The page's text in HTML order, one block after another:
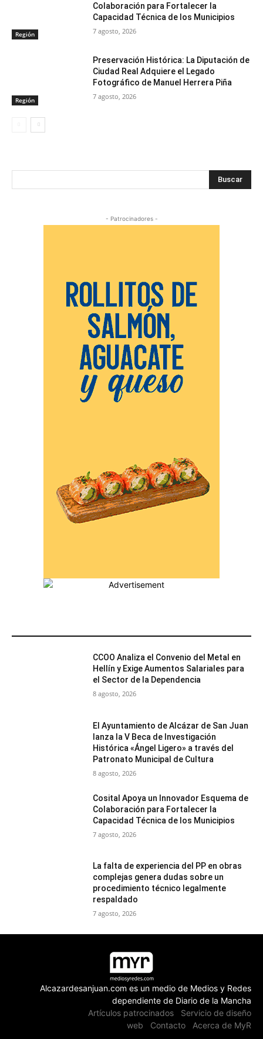
Región
Colaboración para Fortalecer la
Capacidad Técnica de los Municipios
7 agosto, 2026
Región
Preservación Histórica: La Diputación de
Ciudad Real Adquiere el Legado
Fotográfico de Manuel Herrera Piña
7 agosto, 2026
Buscar
- Patrocinadores -
CCOO Analiza el Convenio del Metal en
Hellín y Exige Aumentos Salariales para
el Sector de la Dependencia
8 agosto, 2026
El Ayuntamiento de Alcázar de San Juan
lanza la V Beca de Investigación
Histórica «Ángel Ligero» a través del
Patronato Municipal de Cultura
8 agosto, 2026
Cosital Apoya un Innovador Esquema de
Colaboración para Fortalecer la
Capacidad Técnica de los Municipios
7 agosto, 2026
La falta de experiencia del PP en obras
complejas genera dudas sobre un
procedimiento técnico legalmente
respaldado
7 agosto, 2026
Alcazardesanjuan.com es un medio de Medios y Redes
dependiente de Diario de la Mancha
Artículos patrocinados
Servicio de diseño
web
Contacto Acerca de MyR